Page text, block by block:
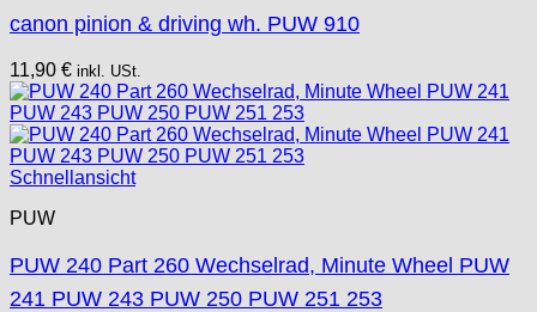
canon pinion & driving wh. PUW 910
11,90 € inkl. USt.
Schnellansicht
PUW
PUW 240 Part 260 Wechselrad, Minute Wheel PUW
241 PUW 243 PUW 250 PUW 251 253